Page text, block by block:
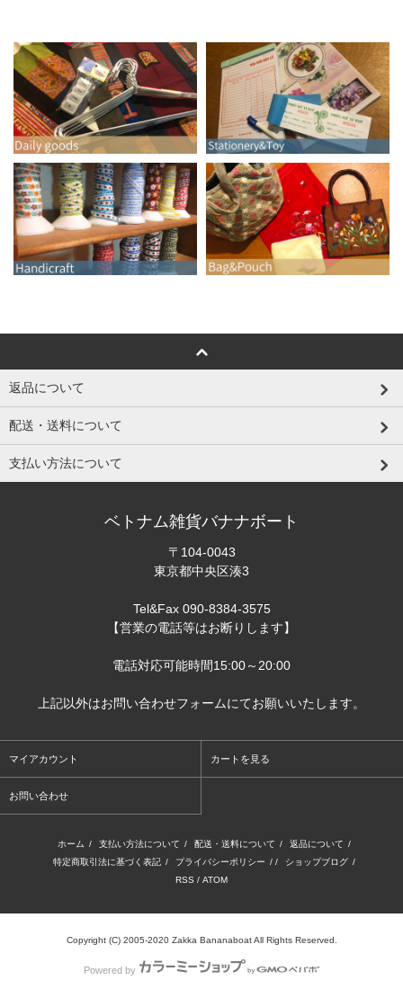
返品について
配送・送料について
支払い方法について
ベトナム雑貨バナナボート
〒104-0043
東京都中央区湊3
Tel&Fax 090-8384-3575
【営業の電話等はお断りします】
電話対応可能時間15:00～20:00
上記以外はお問い合わせフォームにてお願いいたします。
マイアカウント カートを見る
お問い合わせ
ホーム / 支払い方法について / 配送・送料について / 返品について /
特定商取引法に基づく表記 / プライバシーポリシー / / ショップブログ /
RSS / ATOM
Copyright (C) 2005-2020 Zakka Bananaboat All Rights Reserved.
Powered by